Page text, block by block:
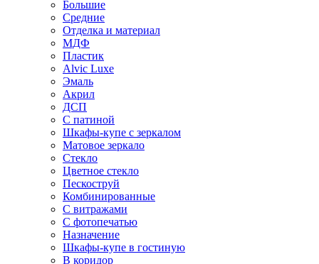
Большие
Средние
Отделка и материал
МДФ
Пластик
Alvic Luxe
Эмаль
Акрил
ДСП
С патиной
Шкафы-купе с зеркалом
Матовое зеркало
Стекло
Цветное стекло
Пескоструй
Комбинированные
С витражами
С фотопечатью
Назначение
Шкафы-купе в гостиную
В коридор